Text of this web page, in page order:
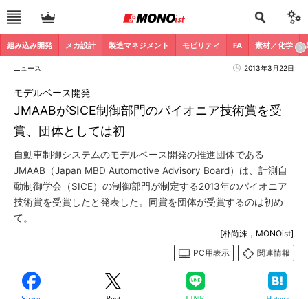
組み込み開発 メカ設計 製造マネジメント モビリティ FA 素材／化学
ニュース 2013年3月22日
JMAABがSICE制御部門のパイオニア技術賞を受
賞、団体としては初
モデルベース開発
自動車制御システムのモデルベース開発の推進団体である
JMAAB（Japan MBD Automotive Advisory Board）は、計測自
動制御学会（SICE）の制御部門が制定する2013年のパイオニア
技術賞を受賞したと発表した。同賞を団体が受賞するのは初め
て。
[朴尚洙，MONOist]
PC用表示
関連情報